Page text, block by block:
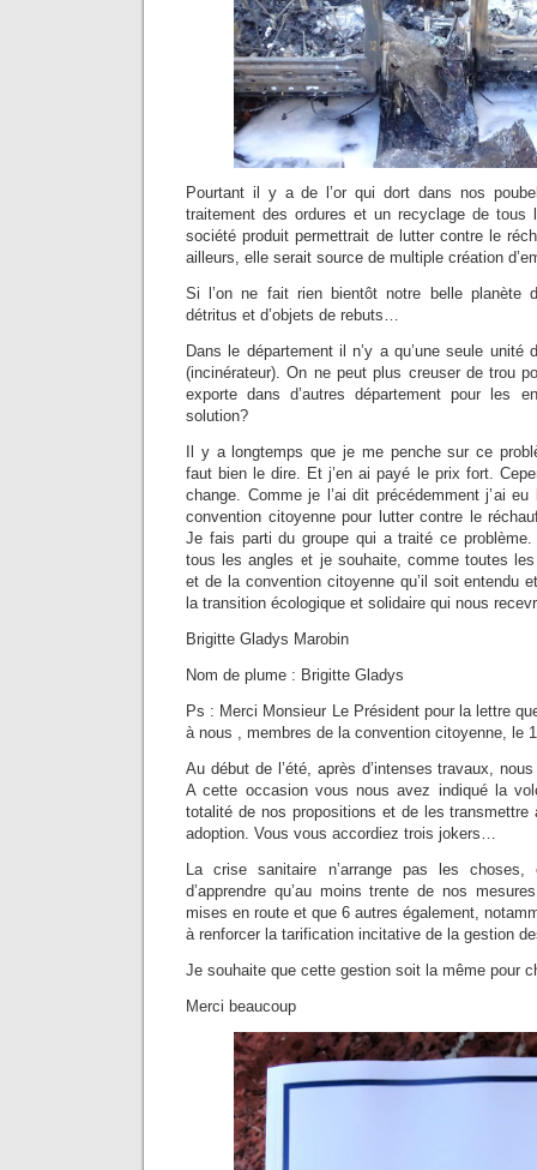
Pourtant il y a de l’or qui dort dans nos
traitement des ordures et un recyclage de tous
société produit permettrait de lutter contre le
ailleurs, elle serait source de multiple création
Si l’on ne fait rien bientôt notre belle planète
détritus et d’objets de rebuts…
Dans le département il n’y a qu’une seule unité
(incinérateur). On ne peut plus creuser de trou
exporte dans d’autres département pour les
solution?
Il y a longtemps que je me penche sur ce
faut bien le dire. Et j’en ai payé le prix fort.
change. Comme je l’ai dit précédemment j’ai eu
convention citoyenne pour lutter contre le
Je fais parti du groupe qui a traité ce problème.
tous les angles et je souhaite, comme toutes
et de la convention citoyenne qu’il soit entendu
la transition écologique et solidaire qui nous
Brigitte Gladys Marobin
Nom de plume : Brigitte Gladys
Ps : Merci Monsieur Le Président pour la lettre
à nous , membres de la convention citoyenne, le
Au début de l’été, après d’intenses travaux,
A cette occasion vous nous avez indiqué la
totalité de nos propositions et de les transmettre
adoption. Vous vous accordiez trois jokers…
La crise sanitaire n’arrange pas les
d’apprendre qu’au moins trente de nos
mises en route et que 6 autres également,
à renforcer la tarification incitative de la gestion
Je souhaite que cette gestion soit la même pour
Merci beaucoup